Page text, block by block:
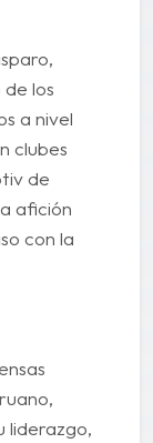
los
a nivel
clubes
de
afición
con la
liderazgo,